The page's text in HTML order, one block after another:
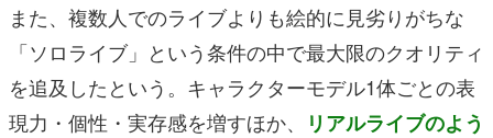
また、複数人でのライブよりも絵的に見劣りがちな
「ソロライブ」という条件の中で最大限のクオリティ
を追及したという。 キャラクターモデル1体ごとの表
現力・個性・実存感を増すほか、
リアルライブのよう